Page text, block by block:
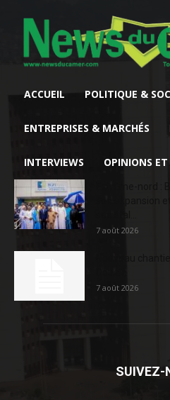
ACCUEIL POLITIQUE &
ENTREPRISES & MARCHÉS
INTERVIEWS OPINIONS ET
7 août 2026
7 août 2026
SUIVEZ-